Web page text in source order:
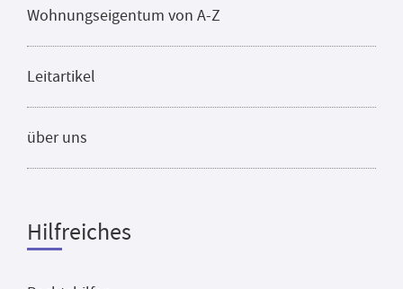
Wohnungseigentum von A-Z
Leitartikel
über uns
Hilfreiches